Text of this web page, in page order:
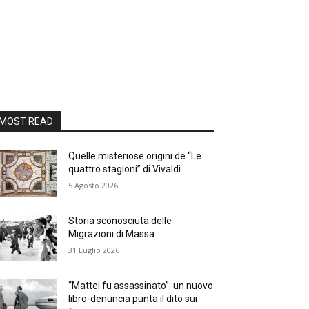
READ
Quelle misteriose origini de “Le
quattro stagioni” di Vivaldi
5 Agosto 2026
Storia sconosciuta delle
Migrazioni di Massa
31 Luglio 2026
“Mattei fu assassinato”: un nuovo
libro-denuncia punta il dito sui